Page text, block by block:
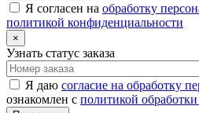
Я согласен на обработку
политикой конфиденциальности
×
Узнать статус заказа
Я даю согласие на обработку
ознакомлен с политикой